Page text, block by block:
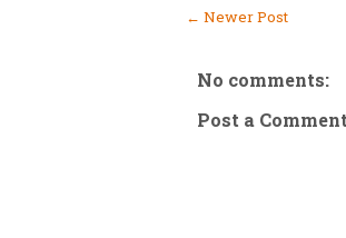
← Newer Post
No comments:
Post a Comment